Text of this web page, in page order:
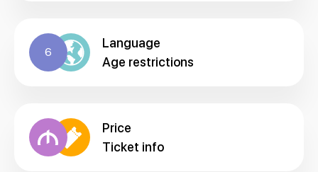
6
Language
Age restrictions
Price
Ticket info